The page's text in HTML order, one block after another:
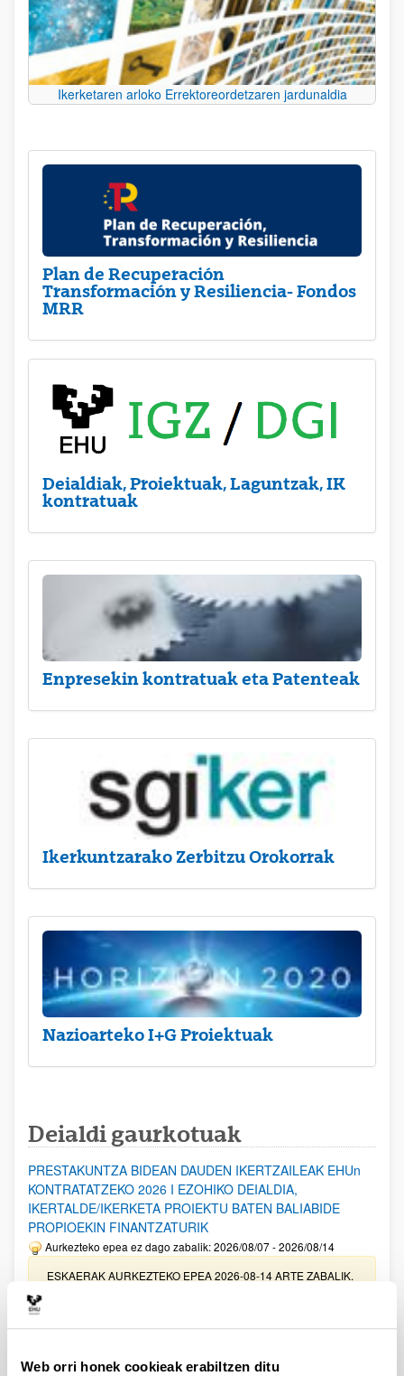
Web orri honek cookieak erabiltzen ditu
Ikerketaren arloko Errektoreordetzaren jardunaldia
Plan de Recuperación
Transformación y Resiliencia- Fondos
MRR
Deialdiak, Proiektuak, Laguntzak, IK
kontratuak
Enpresekin kontratuak eta Patenteak
Ikerkuntzarako Zerbitzu Orokorrak
Nazioarteko I+G Proiektuak
Deialdi gaurkotuak
PRESTAKUNTZA BIDEAN DAUDEN IKERTZAILEAK EHUn
KONTRATATZEKO 2026 I EZOHIKO DEIALDIA,
IKERTALDE/IKERKETA PROIEKTU BATEN BALIABIDE
PROPIOEKIN FINANTZATURIK
Aurkezteko epea ez dago zabalik: 2026/08/07 - 2026/08/14
ESKAERAK AURKEZTEKO EPEA 2026-08-14 ARTE ZABALIK.
UPV/EHUn Azpiegitura Zientifikoa eta Funts Bibliografikoak